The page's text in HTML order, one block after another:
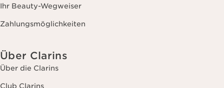
Ihr Beauty-Wegweiser
Zahlungsmöglichkeiten
Über Clarins
Über die Clarins
Club Clarins